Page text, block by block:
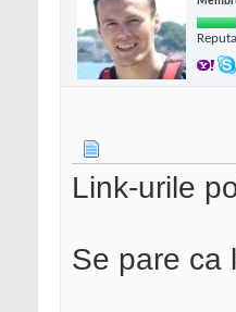
Link-urile
Se pare ca